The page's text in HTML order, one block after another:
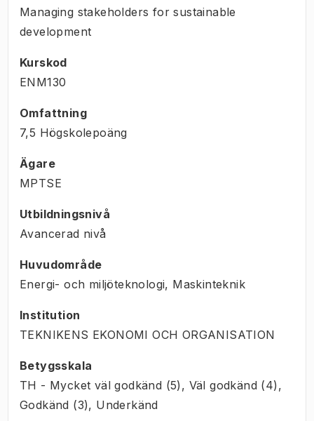
Managing stakeholders for sustainable
development
Kurskod
ENM130
Omfattning
7,5 Högskolepoäng
Ägare
MPTSE
Utbildningsnivå
Avancerad nivå
Huvudområde
Energi- och miljöteknologi, Maskinteknik
Institution
TEKNIKENS EKONOMI OCH ORGANISATION
Betygsskala
TH - Mycket väl godkänd (5), Väl godkänd (4),
Godkänd (3), Underkänd